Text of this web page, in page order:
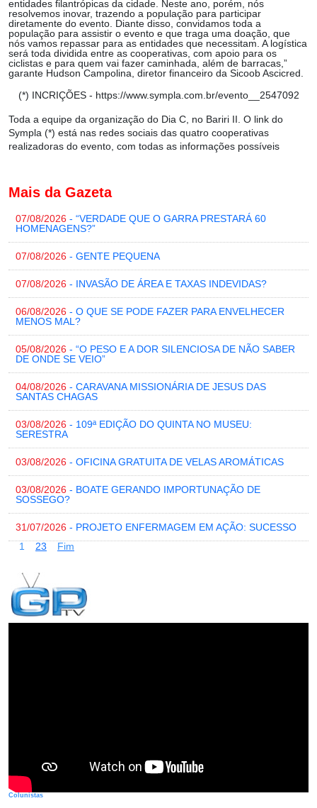
entidades filantrópicas da cidade. Neste ano, porém, nós
resolvemos inovar, trazendo a população para participar
diretamente do evento. Diante disso, convidamos toda a
população para assistir o evento e que traga uma doação, que
nós vamos repassar para as entidades que necessitam. A logística
será toda dividida entre as cooperativas, com apoio para os
ciclistas e para quem vai fazer caminhada, além de barracas,”
garante Hudson Campolina, diretor financeiro da Sicoob Ascicred.
(*) INCRIÇÕES - https://www.sympla.com.br/evento__2547092
Toda a equipe da organização do Dia C, no Bariri II. O link do
Sympla (*) está nas redes sociais das quatro cooperativas
realizadoras do evento, com todas as informações possíveis
Mais da Gazeta
07/08/2026 - “VERDADE QUE O GARRA PRESTARÁ 60
HOMENAGENS?”
07/08/2026 - GENTE PEQUENA
07/08/2026 - INVASÃO DE ÁREA E TAXAS INDEVIDAS?
06/08/2026 - O QUE SE PODE FAZER PARA ENVELHECER
MENOS MAL?
05/08/2026 - “O PESO E A DOR SILENCIOSA DE NÃO SABER
DE ONDE SE VEIO”
04/08/2026 - CARAVANA MISSIONÁRIA DE JESUS DAS
SANTAS CHAGAS
03/08/2026 - 109ª EDIÇÃO DO QUINTA NO MUSEU:
SERESTRA
03/08/2026 - OFICINA GRATUITA DE VELAS AROMÁTICAS
03/08/2026 - BOATE GERANDO IMPORTUNAÇÃO DE
SOSSEGO?
31/07/2026 - PROJETO ENFERMAGEM EM AÇÃO: SUCESSO
1
23 Fim
Colunistas